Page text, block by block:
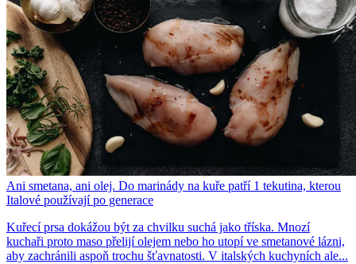
Ani smetana, ani olej. Do marinády na kuře patří 1 tekutina, kterou
Italové používají po generace
Kuřecí prsa dokážou být za chvilku suchá jako tříska. Mnozí
kuchaři proto maso přelijí olejem nebo ho utopí ve smetanové lázni,
aby zachránili aspoň trochu šťavnatosti. V italských kuchyních ale...